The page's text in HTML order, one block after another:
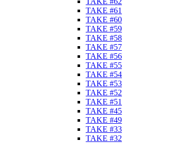
TAKE #61
TAKE #60
TAKE #59
TAKE #58
TAKE #57
TAKE #56
TAKE #55
TAKE #54
TAKE #53
TAKE #52
TAKE #51
TAKE #45
TAKE #49
TAKE #33
TAKE #32